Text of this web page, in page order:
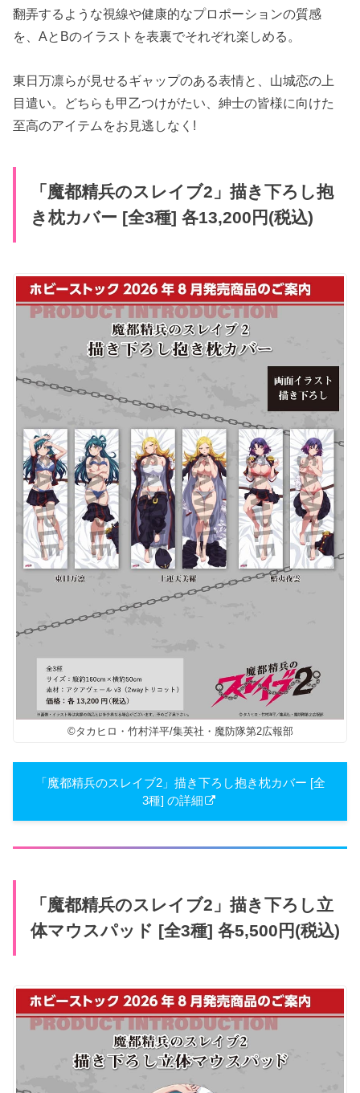
翻弄するような視線や健康的なプロポーションの質感
を、AとBのイラストを表裏でそれぞれ楽しめる。
東日万凛らが見せるギャップのある表情と、山城恋の上
目遣い。どちらも甲乙つけがたい、紳士の皆様に向けた
至高のアイテムをお見逃しなく!
「魔都精兵のスレイブ2」描き下ろし抱
き枕カバー [全3種] 各13,200円(税込)
©タカヒロ・竹村洋平/集英社・魔防隊第2広報部
「魔都精兵のスレイブ2」描き下ろし抱き枕カバー [全
3種] の詳細
「魔都精兵のスレイブ2」描き下ろし立
体マウスパッド [全3種] 各5,500円(税込)